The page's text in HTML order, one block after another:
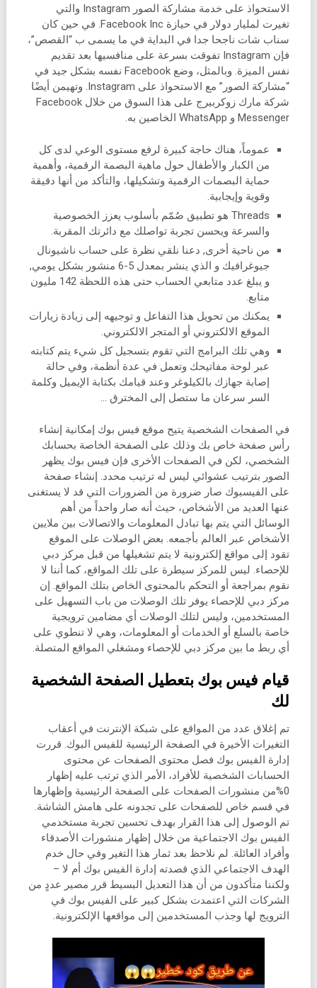
الاستحواذ على خدمة مشاركة الصور Instagram والتي
تغيرت لمليار دولار في حيازة Facebook Inc. في حين كان
سناب شات ناجحا جدا في البداية في ما يسمى ب “القصص”،
فإن Instagram تفوقت بسرعة على منافسيها بعد تقديم
نفس الميزة. وبالمثل، وضع Facebook نفسه بشكل جيد في
“مشاركة الصور” مع الاستحواذ على Instagram. وتهيمن أيضًا
شركة مارك زوكربيرج على هذا السوق من خلال Facebook
Messenger و WhatsApp الخاصين به.
عموماً، هناك حاجة كبيرة لرفع مستوى الوعي لدى كل
من الكبار والأطفال حول ماهية البصمة الرقمية، وأهمية
حماية البصمات الرقمية وتشكيلها، والتأكد من أنها دقيقة
وقوية وإيجابية.
Threads هو تطبيق صُمّم بأسلوب يعزز الخصوصية
والسرعة ويحسن تجربة تواصلك مع دائرتك المقربة.
من ناحية أخرى, دعنا نلقي نظرة على حساب ناشيونال
جيوغرافيك و الذي ينشر بمعدل 5-6 منشور بشكل يومي,
و يبلغ عدد متابعي الحساب حتى هذه اللحظة 142 مليون
متابع.
يمكنك من تحويل هذا التفاعل و توجيهه إلى زيادة زيارات
الموقع الالكتروني أو المتجر الالكتروني.
وهي تلك البرامج التي تقوم بتسجيل كل شيء يتم كتابته
عبر لوحة مفاتيحك وتعمل في عدة أنظمة، وفي حالة
إصابة جهازك بالكيلوغر وعند قيامك بكتابة الإيميل وكلمة
السر سرعان ما ستصل إلى المخترق …
في الصفحات الشخصية يتيح موقع فيس بوك إمكانية إنشاء
رأس صفحة خاص بك وذلك على الصفحة الخاصة بحسابك
الشخصي، لكن في الصفحات الأخرى فإن فيس بوك يظهر
الصور بترتيب عشوائي ليس له ترتيب محدد. إنشاء صفحة
على الفيسبوك صار ضرورة من الضرورات التي قد لا يستغنى
عنها العديد من الأشخاص، حيث أنه صار واحداً من أهم
الوسائل التي يتم بها تبادل المعلومات والاتصالات بين ملايين
الأشخاص عبر العالم بأجمعه. بعض الوصلات على الموقع
تقود إلى مواقع إلكترونية لا يتم تشغيلها من قبل مركز دبي
للإحصاء. ليس للمركز سيطرة على تلك المواقع، كما أننا لا
نقوم بمراجعة أو التحكم بالمحتوى الخاص بتلك المواقع. إن
مركز دبي للإحصاء يوفر تلك الوصلات من باب التسهيل على
المستخدمين، وليس لتلك الوصلات أي مضامين ترويجية
خاصة بالسلع أو الخدمات أو المعلومات، وهي لا تنطوي على
أي ربط ما بين مركز دبي للإحصاء ومشغلي المواقع المتصلة.
قيام فيس بوك بتعطيل الصفحة الشخصية
لك
تم إغلاق عدد من المواقع على شبكة الإنترنت في أعقاب
التغيرات الأخيرة في الصفحة الرئيسية للفيس البوك. قررت
إدارة الفيس بوك فصل محتوى الصفحات عن محتوى
الحسابات الشخصية للأفراد، الأمر الذي ترتب عليه إظهار
0%من منشورات الصفحات على الصفحة الرئيسية وإظهارها
في قسم خاص للصفحات على تجدونه على هامش الشاشة.
تم الوصول إلى هذا القرار بهدف تحسين تجربة مستخدمي
الفيس بوك الاجتماعية من خلال إظهار منشورات الأصدقاء
وأفراد العائلة. لم نلاحظ بعد ثمار هذا التغير وفي حال خدم
الهدف الاجتماعي الذي قصدته إدارة الفيس بوك أم لا –
ولكننا متأكدون من أن هذا التعديل البسيط قرر مصير عددٍ من
الشركات التي اعتمدت بشكل كبير على الفيس بوك في
الترويج لها وجذب المستخدمين إلى مواقعها الإلكترونية.